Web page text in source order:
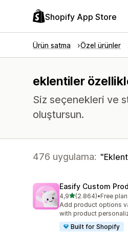
Shopify App Store
Ürün satma Özel ürünler
eklentiler
Siz seçenekleri ve
oluştursun.
476 uygulama:
Easify Custom
4,95 yıldız üzerinden
(2.864)
toplam 2864•Free
Add product options
with product
Built for Shopify